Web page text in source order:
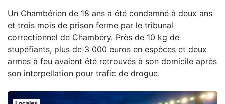
Un Chambérien de 18 ans a été condamné à deux ans
et trois mois de prison ferme par le tribunal
correctionnel de Chambéry. Près de 10 kg de
stupéfiants, plus de 3 000 euros en espèces et deux
armes à feu avaient été retrouvés à son domicile après
son interpellation pour trafic de drogue.